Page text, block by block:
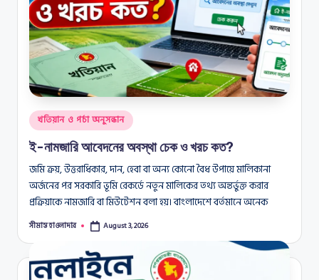
Posted
in
খতিয়ান ও পর্চা অনুসন্ধান
ই-নামজারি আবেদনের অবস্থা চেক ও খরচ কত?
জমি ক্রয়, উত্তরাধিকার, দান, হেবা বা অন্য কোনো বৈধ উপায়ে মালিকানা
অর্জনের পর সরকারি ভূমি রেকর্ডে নতুন মালিকের তথ্য অন্তর্ভুক্ত করার
প্রক্রিয়াকে নামজারি বা মিউটেশন বলা হয়। বাংলাদেশে বর্তমানে অনেক
Posted
সীমান্ত হাওলাদার August 3, 2026